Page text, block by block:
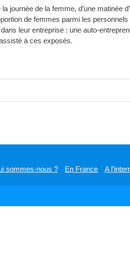
journée de la femme, d’une matinée
de femmes parmi les
leur entreprise : une auto-
à ces exposés.
sommes-nous ? En France A